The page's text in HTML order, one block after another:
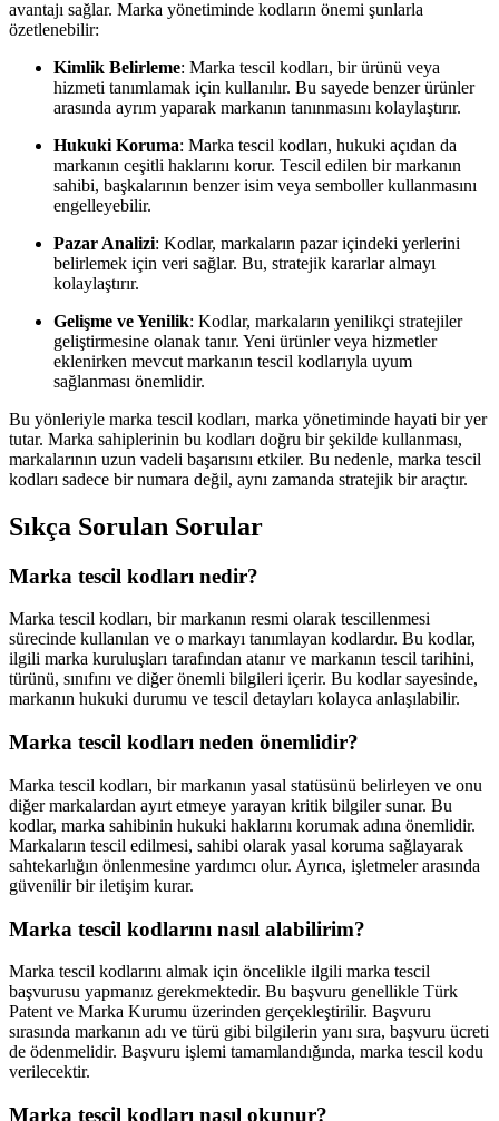
avantajı sağlar. Marka yönetiminde kodların önemi şunlarla
özetlenebilir:
Kimlik Belirleme: Marka tescil kodları, bir ürünü veya
hizmeti tanımlamak için kullanılır. Bu sayede benzer ürünler
arasında ayrım yaparak markanın tanınmasını kolaylaştırır.
Hukuki Koruma: Marka tescil kodları, hukuki açıdan da
markanın ceşitli haklarını korur. Tescil edilen bir markanın
sahibi, başkalarının benzer isim veya semboller kullanmasını
engelleyebilir.
Pazar Analizi: Kodlar, markaların pazar içindeki yerlerini
belirlemek için veri sağlar. Bu, stratejik kararlar almayı
kolaylaştırır.
Gelişme ve Yenilik: Kodlar, markaların yenilikçi stratejiler
geliştirmesine olanak tanır. Yeni ürünler veya hizmetler
eklenirken mevcut markanın tescil kodlarıyla uyum
sağlanması önemlidir.
Bu yönleriyle marka tescil kodları, marka yönetiminde hayati bir yer
tutar. Marka sahiplerinin bu kodları doğru bir şekilde kullanması,
markalarının uzun vadeli başarısını etkiler. Bu nedenle, marka tescil
kodları sadece bir numara değil, aynı zamanda stratejik bir araçtır.
Sıkça Sorulan Sorular
Marka tescil kodları nedir?
Marka tescil kodları, bir markanın resmi olarak tescillenmesi
sürecinde kullanılan ve o markayı tanımlayan kodlardır. Bu kodlar,
ilgili marka kuruluşları tarafından atanır ve markanın tescil tarihini,
türünü, sınıfını ve diğer önemli bilgileri içerir. Bu kodlar sayesinde,
markanın hukuki durumu ve tescil detayları kolayca anlaşılabilir.
Marka tescil kodları neden önemlidir?
Marka tescil kodları, bir markanın yasal statüsünü belirleyen ve onu
diğer markalardan ayırt etmeye yarayan kritik bilgiler sunar. Bu
kodlar, marka sahibinin hukuki haklarını korumak adına önemlidir.
Markaların tescil edilmesi, sahibi olarak yasal koruma sağlayarak
sahtekarlığın önlenmesine yardımcı olur. Ayrıca, işletmeler arasında
güvenilir bir iletişim kurar.
Marka tescil kodlarını nasıl alabilirim?
Marka tescil kodlarını almak için öncelikle ilgili marka tescil
başvurusu yapmanız gerekmektedir. Bu başvuru genellikle Türk
Patent ve Marka Kurumu üzerinden gerçekleştirilir. Başvuru
sırasında markanın adı ve türü gibi bilgilerin yanı sıra, başvuru ücreti
de ödenmelidir. Başvuru işlemi tamamlandığında, marka tescil kodu
verilecektir.
Marka tescil kodları nasıl okunur?